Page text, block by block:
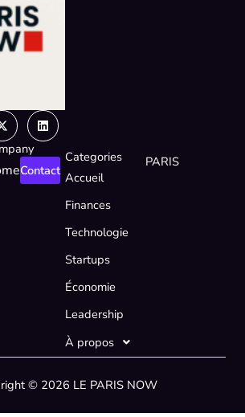
X-
twitter
Linkedin
Contact
Categories
Accueil
Finances
Technologie
Startups
Économie
Leadership
À propos
PARIS
© 2026 LE PARIS NOW